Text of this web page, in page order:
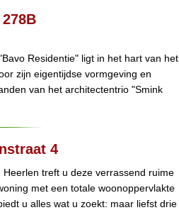
Residentie" ligt in het hart van het
zijn eigentijdse vormgeving en
van het architectentrio "Smink
4
Heerlen treft u deze verrassend ruime
met een totale woonoppervlakte
u alles wat u zoekt: maar liefst drie